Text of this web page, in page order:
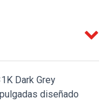
Dark Grey
diseñado